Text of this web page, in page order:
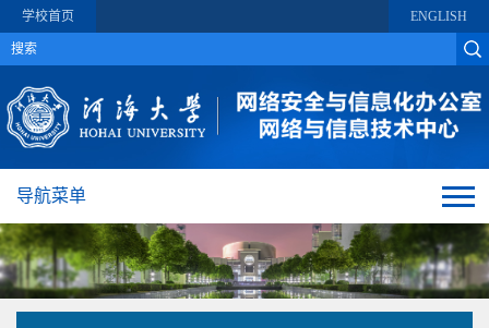
学校首页 ENGLISH
导航菜单